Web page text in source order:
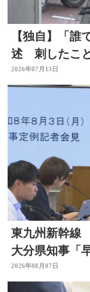
【独自】「誰
述 刺したこ
害者と面識な
2026年07月13日
東九州新幹線
大分県知事「
に期待」
2026年08月07日